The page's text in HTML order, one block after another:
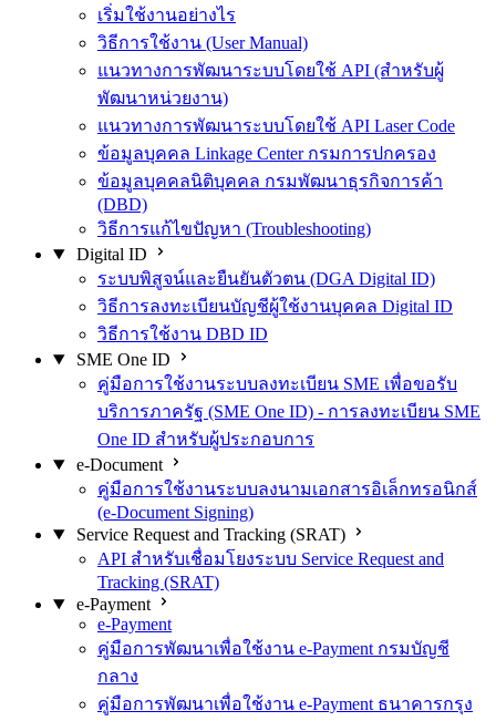
เริ่มใช้งานอย่างไร
วิธีการใช้งาน (User Manual)
แนวทางการพัฒนาระบบโดยใช้ API (สำหรับผู้
พัฒนาหน่วยงาน)
แนวทางการพัฒนาระบบโดยใช้ API Laser Code
ข้อมูลบุคคล Linkage Center กรมการปกครอง
ข้อมูลบุคคลนิติบุคคล กรมพัฒนาธุรกิจการค้า
(DBD)
วิธีการแก้ไขปัญหา (Troubleshooting)
Digital ID
ระบบพิสูจน์และยืนยันตัวตน (DGA Digital ID)
วิธีการลงทะเบียนบัญชีผู้ใช้งานบุคคล Digital ID
วิธีการใช้งาน DBD ID
SME One ID
คู่มือการใช้งานระบบลงทะเบียน SME เพื่อขอรับ
บริการภาครัฐ (SME One ID) - การลงทะเบียน SME
One ID สำหรับผู้ประกอบการ
e-Document
คู่มือการใช้งานระบบลงนามเอกสารอิเล็กทรอนิกส์
(e-Document Signing)
Service Request and Tracking (SRAT)
API สำหรับเชื่อมโยงระบบ Service Request and
Tracking (SRAT)
e-Payment
e-Payment
คู่มือการพัฒนาเพื่อใช้งาน e-Payment กรมบัญชี
กลาง
คู่มือการพัฒนาเพื่อใช้งาน e-Payment ธนาคารกรุง